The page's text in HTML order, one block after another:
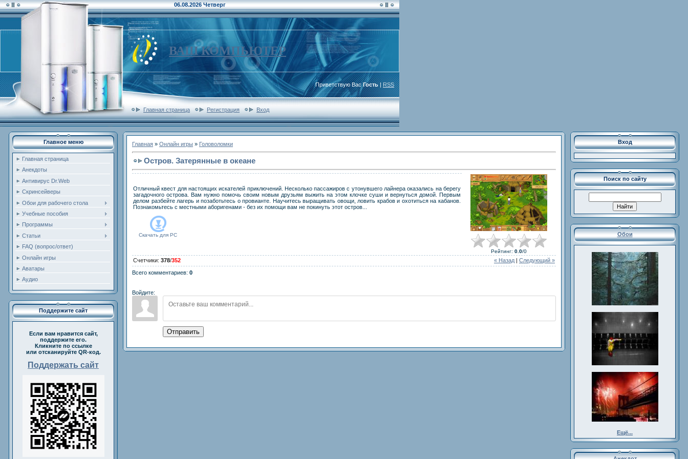
06.08.2026 Четверг
ВАШ КОМПЬЮТЕР
Приветствую ВасГость|RSS
Главная страница Регистрация Вход
Главное меню
Главная страница
Анекдоты
Антивирус Dr.Web
Скринсейверы
Обои для рабочего стола
Учебные пособия
Программы
Статьи
FAQ (вопрос/ответ)
Онлайн игры
Аватары
Аудио
Поддержите сайт
Если вам нравится сайт,
поддержите его.
Кликните по ссылке
или отсканируйте QR-код.
Поддержать сайт
Главная » Онлайн игры » Головоломки
Остров. Затерянные в океане
Отличный квест для настоящих искателей приключений. Несколько пассажиров с утонувшего лайнера оказались на берегу
загадочного острова. Вам нужно помочь своим новым друзьям выжить на этом клочке суши и вернуться домой. Первым
делом разбейте лагерь и позаботьтесь о провианте. Научитесь выращивать овощи, ловить крабов и охотиться на кабанов.
Познакомьтесь с местными аборигенами - без их помощи вам не покинуть этот остров...
Скачать для PC
Рейтинг: 0.0/0
« Назад Следующий »
Счетчики: 378/352
Всего комментариев: 0
Войдите:
Отправить
Вход
Поиск по сайту
Обои
Ещё...